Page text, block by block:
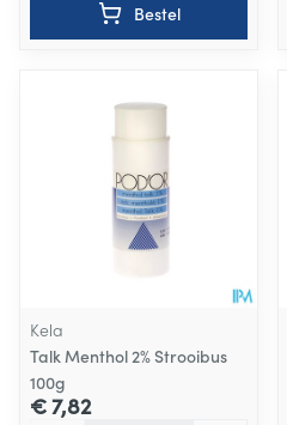
Bestel
Kela
Talk Menthol 2% Strooibus
100g
€ 7,82